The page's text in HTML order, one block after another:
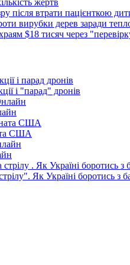
жертв
після втрати пацієнткою
вирубки дерев заради
$18 тисяч через
і "парад" дронів
США
Як Україні боротись з